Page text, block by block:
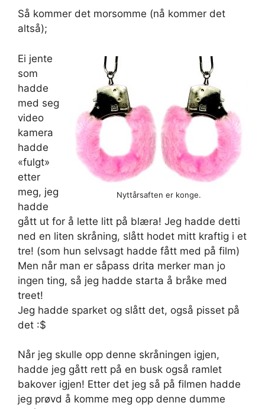
Så kommer det morsomme (nå kommer det
altså);
Nyttårsaften er konge.
Ei jente
som
hadde
med seg
video
kamera
hadde
«fulgt»
etter
meg, jeg
hadde
gått ut for å lette litt på blæra! Jeg hadde detti
ned en liten skråning, slått hodet mitt kraftig i et
tre! (som hun selvsagt hadde fått med på film)
Men når man er såpass drita merker man jo
ingen ting, så jeg hadde starta å bråke med
treet!
Jeg hadde sparket og slått det, også pisset på
det :$
Når jeg skulle opp denne skråningen igjen,
hadde jeg gått rett på en busk også ramlet
bakover igjen! Etter det jeg så på filmen hadde
jeg prøvd å komme meg opp denne dumme